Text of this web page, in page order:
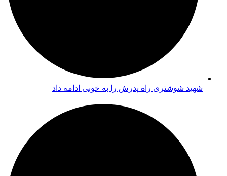
شهید شوشتری راه پدرش را به خوبی ادامه داد